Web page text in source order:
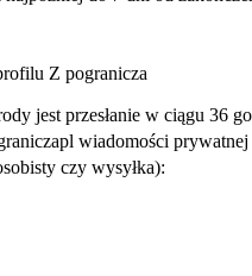
Z pogranicza
jest przesłanie w ciągu 36
wiadomości prywatnej
czy wysyłka):